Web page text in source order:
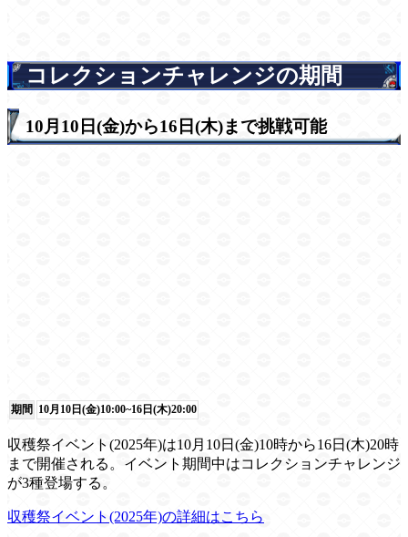
コレクションチャレンジの期間
10月10日(金)から16日(木)まで挑戦可能
期間 10月10日(金)10:00~16日(木)20:00
収穫祭イベント(2025年)は10月10日(金)10時から16日(木)20時
まで開催される。イベント期間中はコレクションチャレンジ
が3種登場する。
収穫祭イベント(2025年)の詳細はこちら